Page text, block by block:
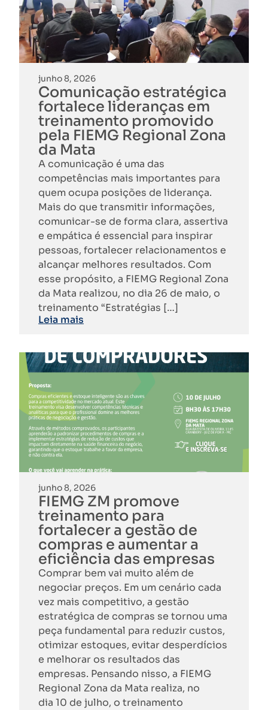
junho 8, 2026
Comunicação estratégica
fortalece lideranças em
treinamento promovido
pela FIEMG Regional Zona
da Mata
A comunicação é uma das
competências mais importantes para
quem ocupa posições de liderança.
Mais do que transmitir informações,
comunicar-se de forma clara, assertiva
e empática é essencial para inspirar
pessoas, fortalecer relacionamentos e
alcançar melhores resultados. Com
esse propósito, a FIEMG Regional Zona
da Mata realizou, no dia 26 de maio, o
treinamento “Estratégias […]
Leia mais
junho 8, 2026
FIEMG ZM promove
treinamento para
fortalecer a gestão de
compras e aumentar a
eficiência das empresas
Comprar bem vai muito além de
negociar preços. Em um cenário cada
vez mais competitivo, a gestão
estratégica de compras se tornou uma
peça fundamental para reduzir custos,
otimizar estoques, evitar desperdícios
e melhorar os resultados das
empresas. Pensando nisso, a FIEMG
Regional Zona da Mata realiza, no
dia 10 de julho, o treinamento